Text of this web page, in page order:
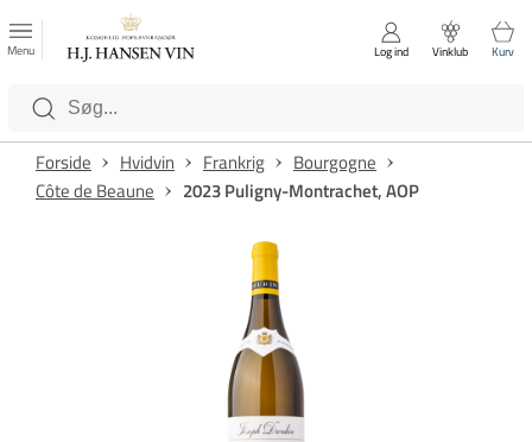
Luk
Kategorier
Menu Log ind Vinklub Kurv
Forside Hvidvin Frankrig
Bourgogne
Côte de Beaune
2023 Puligny-Montrachet, AOP